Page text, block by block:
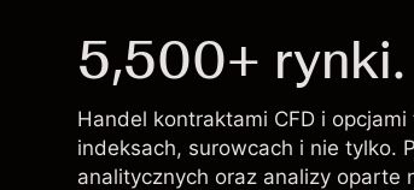
5,500+
Handel kontraktami CFD i
indeksach, surowcach i nie tylko.
analitycznych oraz analizy oparte